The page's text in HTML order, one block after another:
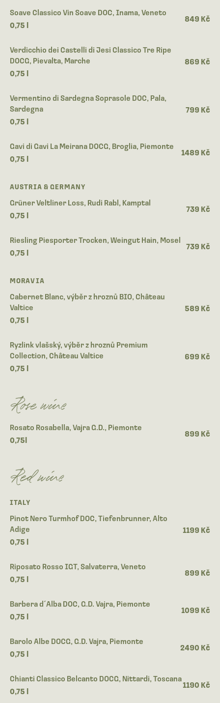
Soave Classico Vin Soave DOC, Inama, Veneto
0,75 l
849 Kč
Verdicchio dei Castelli di Jesi Classico Tre Ripe
DOCG, Pievalta, Marche
0,75 l
869 Kč
Vermentino di Sardegna Soprasole DOC, Pala,
Sardegna
0,75 l
799 Kč
Gavi di Gavi La Meirana DOCG, Broglia, Piemonte
0,75 l
1489 Kč
AUSTRIA & GERMANY
Grüner Veltliner Loss, Rudi Rabl, Kamptal
0,75 l
739 Kč
Riesling Piesporter Trocken, Weingut Hain, Mosel
0,75 l
739 Kč
MORAVIA
Cabernet Blanc, výběr z hroznů BIO, Château
Valtice
0,75 l
589 Kč
Ryzlink vlašský, výběr z hroznů Premium
Collection, Château Valtice
0,75 l
699 Kč
Rose wine
Rosato Rosabella, Vajra G.D., Piemonte
0,75l
899 Kč
Red wine
ITALY
Pinot Nero Turmhof DOC, Tiefenbrunner, Alto
Adige
0,75 l
1199 Kč
Riposato Rosso IGT, Salvaterra, Veneto
0,75 l
899 Kč
Barbera d´Alba DOC, G.D. Vajra, Piemonte
0,75 l
1099 Kč
Barolo Albe DOCG, G.D. Vajra, Piemonte
0,75 l
2490 Kč
Chianti Classico Belcanto DOCG, Nittardi, Toscana
0,75 l
1190 Kč